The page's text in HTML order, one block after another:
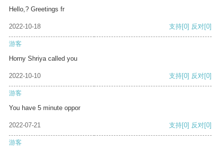
Hello,? Greetings fr
2022-10-18 支持[0] 反对[0]
游客
Horny Shriya called you
2022-10-10 支持[0] 反对[0]
游客
You have 5 minute oppor
2022-07-21 支持[0] 反对[0]
游客